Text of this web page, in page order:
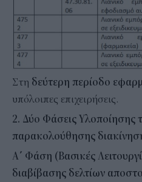
Στη δεύτερη περίοδο
υπόλοιπες επιχειρήσεις.
2. Δύο Φάσεις Υλοποίησης
παρακολούθησης
Α΄ Φάση (Βασικές
διαβίβασης δελτίων